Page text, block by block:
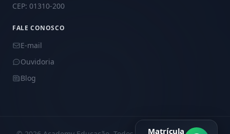
CEP: 01310-200
FALE CONOSCO
E-mail
Ouvidoria
Blog
Matrícula